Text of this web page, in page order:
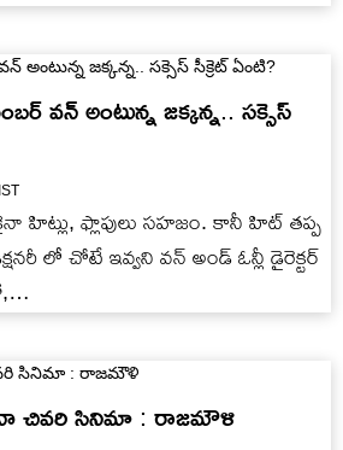
వన్ అంటున్న జక్కన్న.. సక్సెస్
హిట్లు, ఫ్లాపులు సహజం. కానీ హిట్ తప్ప
లో చోటే ఇవ్వని వన్ అండ్ ఓన్లీ డైరెక్టర్
నా చివరి సినిమా : రాజమౌళి